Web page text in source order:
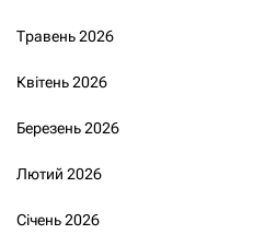
Травень 2026
Квітень 2026
Березень 2026
Лютий 2026
Січень 2026